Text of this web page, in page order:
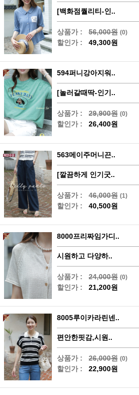
[백화점퀄리티-인..
상품가 : 56,000원 (0)
할인가 : 49,300원
594퍼니강아지워..
[놀러갈때딱-인기..
상품가 : 29,900원 (0)
할인가 : 26,400원
563메이주머니끈..
[깔끔하게 인기굿..
상품가 : 46,000원 (1)
할인가 : 40,500원
8000프리짜임가디..
시원하고 다양하..
상품가 : 24,000원 (0)
할인가 : 21,200원
8005루이카라린넨..
편안한핏감,시원..
상품가 : 26,000원 (0)
할인가 : 22,900원